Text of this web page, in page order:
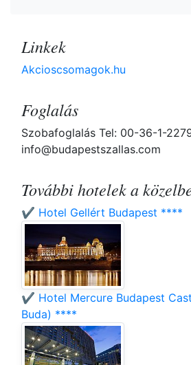
Linkek
Akcioscsomagok.hu
Foglalás
Szobafoglalás Tel: 00-36-1-
info@budapestszallas.com
További hotelek a
✔️ Hotel Gellért Budapest ****
✔️ Hotel Mercure Budapest
Buda) ****